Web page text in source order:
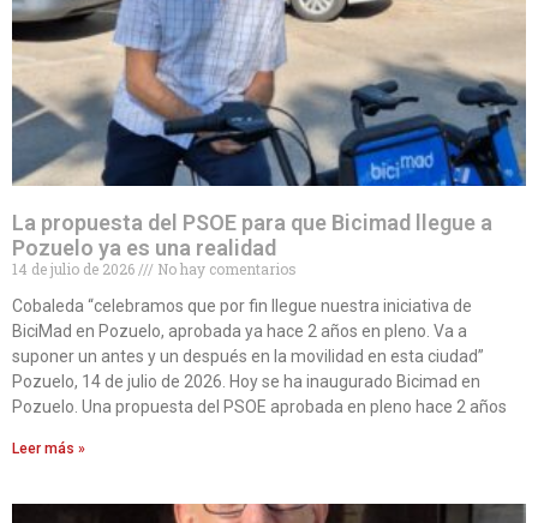
La propuesta del PSOE para que Bicimad llegue a
Pozuelo ya es una realidad
14 de julio de 2026
No hay comentarios
Cobaleda “celebramos que por fin llegue nuestra iniciativa de
BiciMad en Pozuelo, aprobada ya hace 2 años en pleno. Va a
suponer un antes y un después en la movilidad en esta ciudad”
Pozuelo, 14 de julio de 2026. Hoy se ha inaugurado Bicimad en
Pozuelo. Una propuesta del PSOE aprobada en pleno hace 2 años
Leer más »